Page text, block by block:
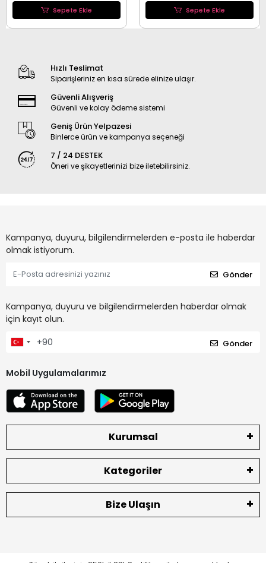
Sepete Ekle Sepete Ekle
Hızlı Teslimat
Siparişleriniz en kısa sürede elinize ulaşır.
Güvenli Alışveriş
Güvenli ve kolay ödeme sistemi
Geniş Ürün Yelpazesi
Binlerce ürün ve kampanya seçeneği
7 / 24 DESTEK
Öneri ve şikayetlerinizi bize iletebilirsiniz.
Kampanya, duyuru, bilgilendirmelerden e-posta ile haberdar
olmak istiyorum.
Gönder
Kampanya, duyuru ve bilgilendirmelerden haberdar olmak
için kayıt olun.
Gönder
Mobil Uygulamalarımız
Kurumsal
Kategoriler
Bize Ulaşın